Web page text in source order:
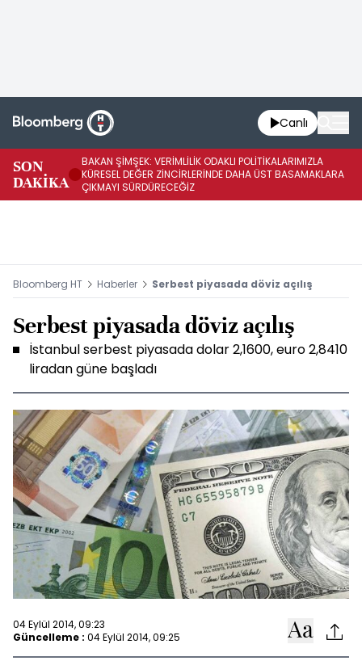
Canlı
SON
DAKİKA
BAKAN ŞİMŞEK: VERİMLİLİK ODAKLI POLİTİKALARIMIZLA
KÜRESEL DEĞER ZİNCİRLERİNDE DAHA ÜST BASAMAKLARA
ÇIKMAYI SÜRDÜRECEĞİZ
Bloomberg HT Haberler Serbest piyasada döviz açılış
Serbest piyasada döviz açılış
İstanbul serbest piyasada dolar 2,1600, euro 2,8410
liradan güne başladı
04 Eylül 2014, 09:23
Güncelleme : 04 Eylül 2014, 09:25